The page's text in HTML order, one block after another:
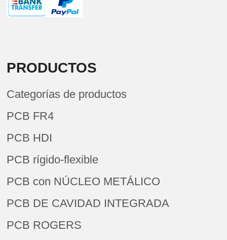
PRODUCTOS
Categorías de productos
PCB FR4
PCB HDI
PCB rígido-flexible
PCB con NÚCLEO METÁLICO
PCB DE CAVIDAD INTEGRADA
PCB ROGERS